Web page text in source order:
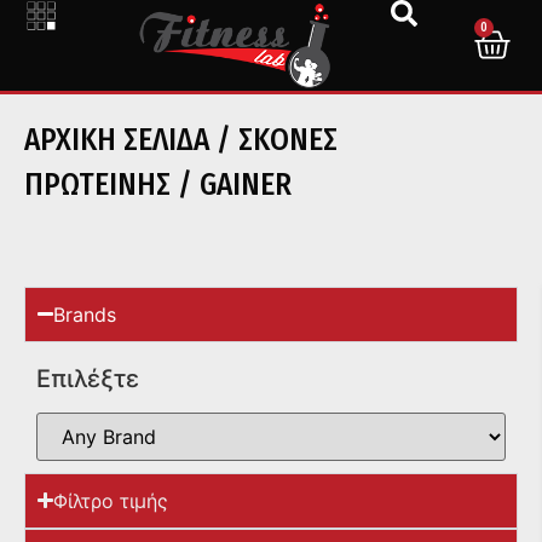
0
ΑΡΧΙΚΉ ΣΕΛΊΔΑ/ ΣΚΟΝΕΣ
ΠΡΩΤΕΙΝΗΣ / GAINER
Brands
Επιλέξτε
Φίλτρο τιμής